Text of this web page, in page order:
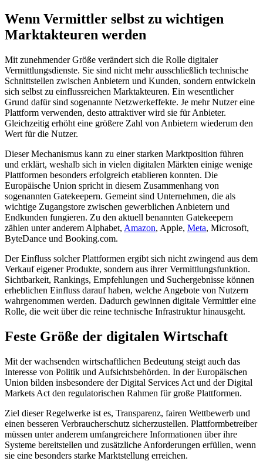
Wenn Vermittler selbst zu wichtigen
Marktakteuren werden
Mit zunehmender Größe verändert sich die Rolle digitaler
Vermittlungsdienste. Sie sind nicht mehr ausschließlich technische
Schnittstellen zwischen Anbietern und Kunden, sondern entwickeln
sich selbst zu einflussreichen Marktakteuren. Ein wesentlicher
Grund dafür sind sogenannte Netzwerkeffekte. Je mehr Nutzer eine
Plattform verwenden, desto attraktiver wird sie für Anbieter.
Gleichzeitig erhöht eine größere Zahl von Anbietern wiederum den
Wert für die Nutzer.
Dieser Mechanismus kann zu einer starken Marktposition führen
und erklärt, weshalb sich in vielen digitalen Märkten einige wenige
Plattformen besonders erfolgreich etablieren konnten. Die
Europäische Union spricht in diesem Zusammenhang von
sogenannten Gatekeepern. Gemeint sind Unternehmen, die als
wichtige Zugangstore zwischen gewerblichen Anbietern und
Endkunden fungieren. Zu den aktuell benannten Gatekeepern
zählen unter anderem Alphabet, Amazon, Apple, Meta, Microsoft,
ByteDance und Booking.com.
Der Einfluss solcher Plattformen ergibt sich nicht zwingend aus dem
Verkauf eigener Produkte, sondern aus ihrer Vermittlungsfunktion.
Sichtbarkeit, Rankings, Empfehlungen und Suchergebnisse können
erheblichen Einfluss darauf haben, welche Angebote von Nutzern
wahrgenommen werden. Dadurch gewinnen digitale Vermittler eine
Rolle, die weit über die reine technische Infrastruktur hinausgeht.
Feste Größe der digitalen Wirtschaft
Mit der wachsenden wirtschaftlichen Bedeutung steigt auch das
Interesse von Politik und Aufsichtsbehörden. In der Europäischen
Union bilden insbesondere der Digital Services Act und der Digital
Markets Act den regulatorischen Rahmen für große Plattformen.
Ziel dieser Regelwerke ist es, Transparenz, fairen Wettbewerb und
einen besseren Verbraucherschutz sicherzustellen. Plattformbetreiber
müssen unter anderem umfangreichere Informationen über ihre
Systeme bereitstellen und zusätzliche Anforderungen erfüllen, wenn
sie eine besonders starke Marktstellung erreichen.